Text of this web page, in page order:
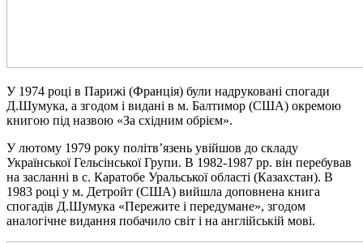
У 1974 році в Парижі (Франція) були надруковані спогади
Д.Шумука, а згодом і видані в м. Балтимор (США) окремою
книгою під назвою «За східним обрієм».
У лютому 1979 року політв’язень увійшов до складу
Української Гельсінської Групи. В 1982-1987 рр. він перебував
на засланні в с. Каратобе Уральської області (Казахстан). В
1983 році у м. Детройт (США) вийшла доповнена книга
спогадів Д.Шумука «Пережите і передумане», згодом
аналогічне видання побачило світ і на англійській мові.